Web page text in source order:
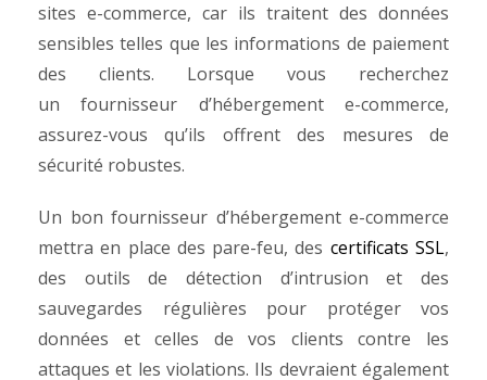
sites e-commerce, car ils traitent des données
sensibles telles que les informations de paiement
des clients. Lorsque vous recherchez
unfournisseur d’hébergement e-commerce,
assurez-vous qu’ils offrent des mesures de
sécurité robustes.
Un bon fournisseur d’hébergement e-commerce
mettra en place des pare-feu, des certificats SSL,
des outils de détection d’intrusion et des
sauvegardes régulières pour protéger vos
données et celles de vos clients contre les
attaques et les violations. Ils devraient également